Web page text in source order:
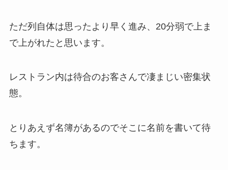
ただ列自体は思ったより早く進み、20分弱で上ま
で上がれたと思います。
レストラン内は待合のお客さんで凄まじい密集状
態。
とりあえず名簿があるのでそこに名前を書いて待
ちます。